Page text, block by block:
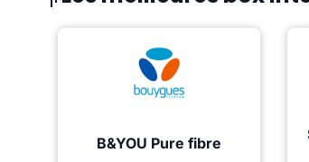
B&YOU Pure fibre